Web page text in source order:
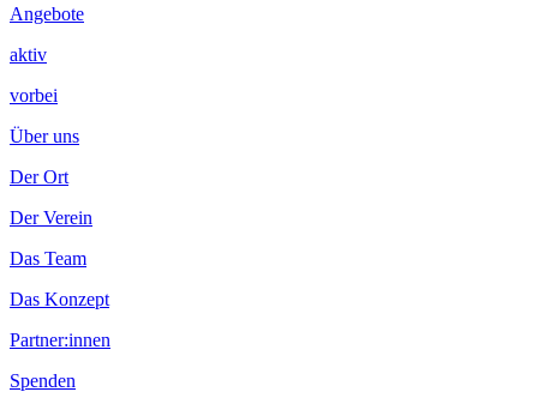
Angebote
aktiv
vorbei
Über uns
Der Ort
Der Verein
Das Team
Das Konzept
Partner:innen
Spenden